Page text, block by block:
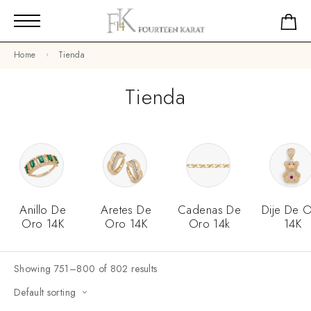
Home Tienda
Tienda
Anillo De
Oro 14K
Aretes De
Oro 14K
Cadenas De
Oro 14k
Dije De
14K
Showing 751–800 of 802 results
Default sorting